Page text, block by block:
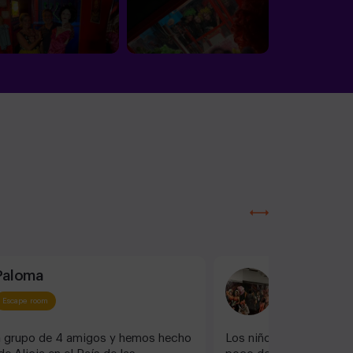
Escape room
grupo de 4 amigos y hemos hecho
Los niños se lo han